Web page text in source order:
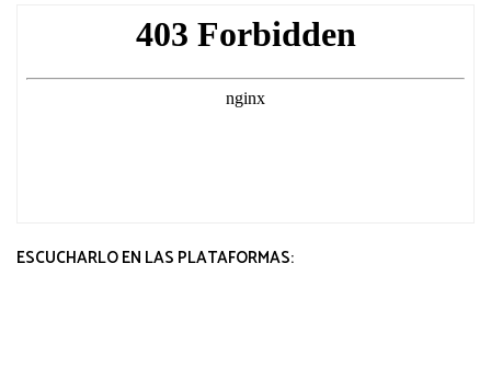
ESCUCHARLO EN LAS PLATAFORMAS: